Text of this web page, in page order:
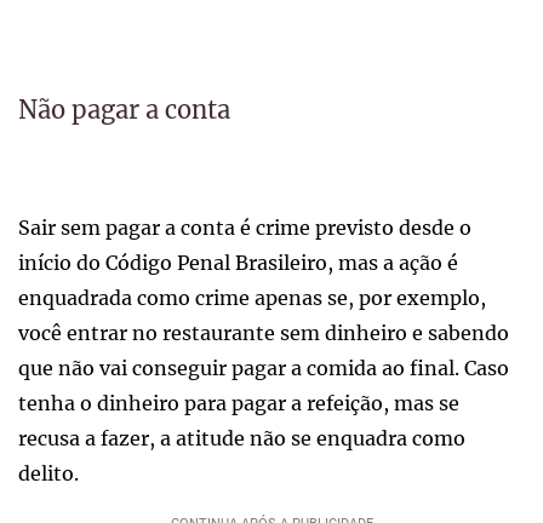
Não pagar a conta
Sair sem pagar a conta é crime previsto desde o
início do Código Penal Brasileiro, mas a ação é
enquadrada como crime apenas se, por exemplo,
você entrar no restaurante sem dinheiro e sabendo
que não vai conseguir pagar a comida ao final. Caso
tenha o dinheiro para pagar a refeição, mas se
recusa a fazer, a atitude não se enquadra como
delito.